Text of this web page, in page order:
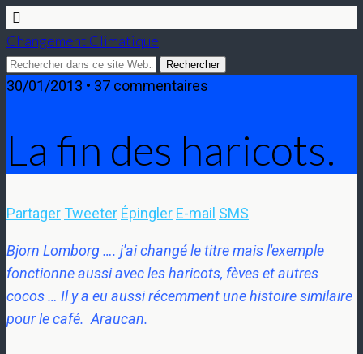
Changement Climatique
30/01/2013 • 37 commentaires
La fin des haricots.
Partager Tweeter Épingler E-mail SMS
Bjorn Lomborg …. j'ai changé le titre mais l'exemple
fonctionne aussi avec les haricots, fèves et autres
cocos … Il y a eu aussi récemment une histoire similaire
pour le café. Araucan.